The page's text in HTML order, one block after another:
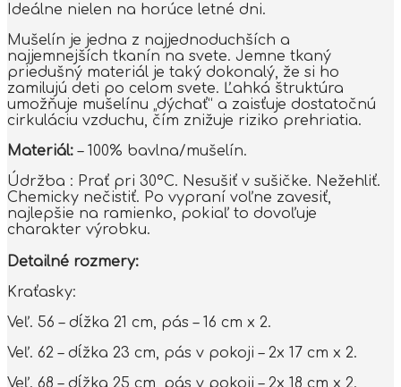
Ideálne nielen na horúce letné dni.
Mušelín je jedna z najjednoduchších a
najjemnejších tkanín na svete. Jemne tkaný
priedušný materiál je taký dokonalý, že si ho
zamilujú deti po celom svete. Ľahká štruktúra
umožňuje mušelínu „dýchať“ a zaisťuje dostatočnú
cirkuláciu vzduchu, čím znižuje riziko prehriatia.
Materiál: – 100% bavlna/mušelín.
Údržba : Prať pri 30°C. Nesušiť v sušičke. Nežehliť.
Chemicky nečistiť. Po vypraní voľne zavesiť,
najlepšie na ramienko, pokiaľ to dovoľuje
charakter výrobku.
Detailné rozmery:
Kraťasky:
Veľ. 56 – dĺžka 21 cm, pás – 16 cm x 2.
Veľ. 62 – dĺžka 23 cm, pás v pokoji – 2x 17 cm x 2.
Veľ. 68 – dĺžka 25 cm, pás v pokoji – 2x 18 cm x 2.